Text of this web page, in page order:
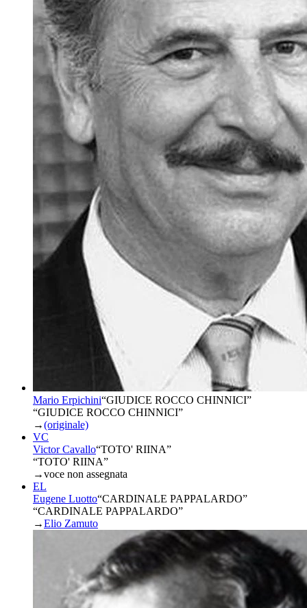
Mario Erpichini“GIUDICE ROCCO CHINNICI”
“GIUDICE ROCCO CHINNICI”
→(originale)
VC
Victor Cavallo“TOTO' RIINA”
“TOTO' RIINA”
→voce non assegnata
EL
Eugene Luotto“CARDINALE PAPPALARDO”
“CARDINALE PAPPALARDO”
→Elio Zamuto